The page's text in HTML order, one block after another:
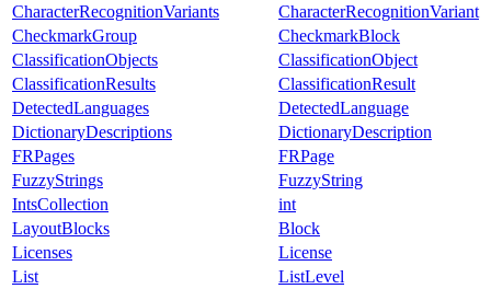
CharacterRecognitionVariants
CharacterRecognitionVariant
CheckmarkGroup
CheckmarkBlock
ClassificationObjects
ClassificationObject
ClassificationResults
ClassificationResult
DetectedLanguages
DetectedLanguage
DictionaryDescriptions
DictionaryDescription
FRPages
FRPage
FuzzyStrings
FuzzyString
IntsCollection
int
LayoutBlocks
Block
Licenses
License
List
ListLevel